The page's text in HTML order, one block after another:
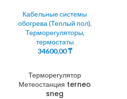
Кабельные системы
обогрева (Теплый пол),
Терморегуляторы,
термостаты
34600,00₸
Терморегулятор
Метеостанция terneo
sneg